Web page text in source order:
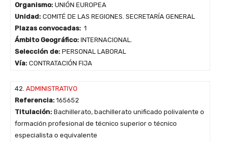
Organismo: UNIÓN EUROPEA
Unidad: COMITÉ DE LAS REGIONES. SECRETARÍA GENERAL
Plazas convocadas: 1
Ámbito Geográfico: INTERNACIONAL.
Selección de: PERSONAL LABORAL
Vía: CONTRATACIÓN FIJA
42. ADMINISTRATIVO
Referencia: 165652
Titulación: Bachillerato, bachillerato unificado polivalente o
formación profesional de técnico superior o técnico
especialista o equivalente